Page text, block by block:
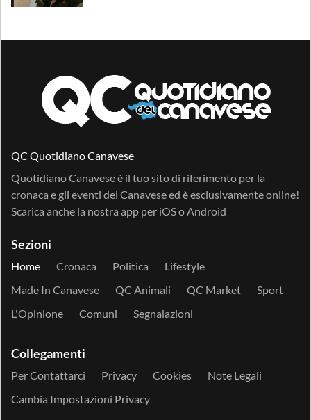
QC Quotidiano Canavese
Quotidiano Canavese è il tuo sito di riferimento per la
cronaca e gli eventi del Canavese ed è esclusivamente online!
Scarica anche la nostra app per iOSoAndroid
Sezioni
Home Cronaca Politica
Lifestyle
Made In Canavese
QC Animali QC Market
Sport
L'Opinione
Comuni Segnalazioni
Collegamenti
Per Contattarci Privacy Cookies
Note Legali
Cambia Impostazioni Privacy